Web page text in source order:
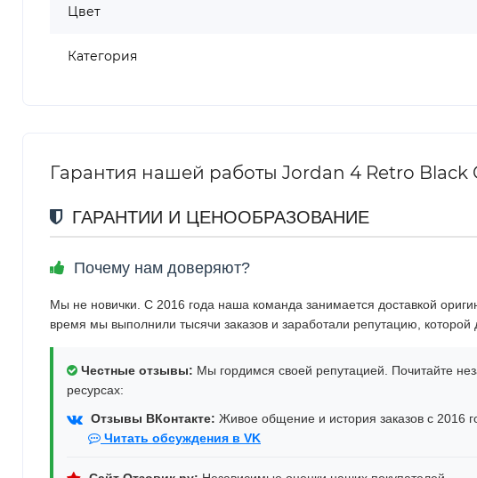
Цвет
Категория
Гарантия нашей работы Jordan 4 Retro Black
ГАРАНТИИ И ЦЕНООБРАЗОВАНИЕ
Почему нам доверяют?
Мы не новички. С 2016 года наша команда занимается доставкой
время мы выполнили тысячи заказов и заработали репутацию, которой
Честные отзывы: Мы гордимся своей репутацией. Почитайте
ресурсах:
Отзывы ВКонтакте: Живое общение и история заказов с 2016
Читать обсуждения в VK